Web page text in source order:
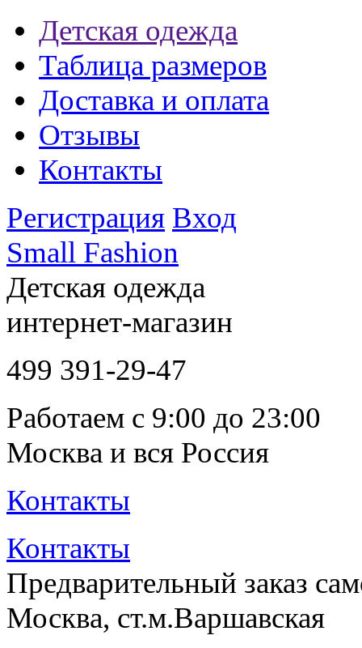
Детская одежда
Таблица размеров
Доставка и оплата
Отзывы
Контакты
Регистрация Вход
Small Fashion
Детская одежда
интернет-магазин
499 391-29-47
Работаем с 9:00 до 23:00
Москва и вся Россия
Контакты
Контакты
Предварительный заказ
Москва, ст.м.Варшавская